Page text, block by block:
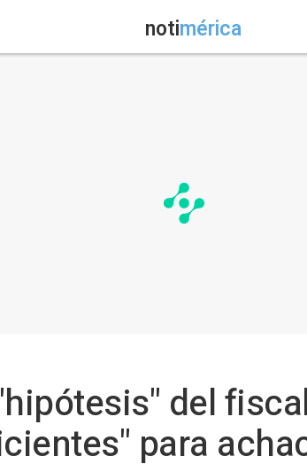
notimérica
del
para